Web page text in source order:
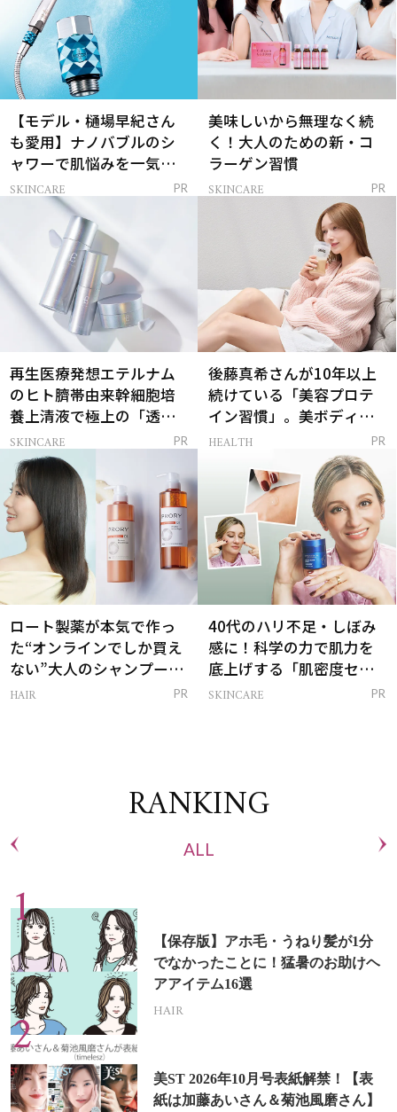
【モデル・樋場早紀さん
も愛用】ナノバブルのシ
ャワーで肌悩みを一気に
解決
SKINCARE PR
美味しいから無理なく続
く！大人のための新・コ
ラーゲン習慣
SKINCARE PR
再生医療発想エテルナム
のヒト臍帯由来幹細胞培
養上清液で極上の「透明
感ハリ肌」へ
SKINCARE PR
後藤真希さんが10年以上
続けている「美容プロテ
イン習慣」。美ボディを
支える朝ルーティンと
HEALTH PR
ロート製薬が本気で作っ
た“オンラインでしか買え
ない”大人のシャンプー＆
トリートメントって？
HAIR PR
40代のハリ不足・しぼみ
感に！科学の力で肌力を
底上げする「肌密度セラ
ム」
SKINCARE PR
RANKING
ALL
【保存版】アホ毛・うねり髪が1分
でなかったことに！猛暑のお助けヘ
アアイテム16選
HAIR
美ST 2026年10月号表紙解禁！【表
紙は加藤あいさん＆菊池風磨さん】